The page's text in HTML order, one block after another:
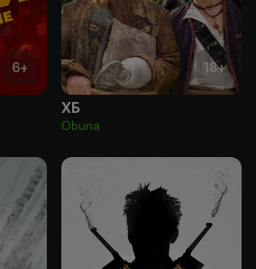
6+ 18+
ХБ
Obuna